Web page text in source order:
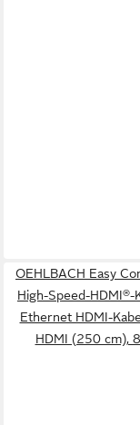
OEHLBACH Easy
High-Speed-HDMI®-
Ethernet HDMI-
HDMI (250 cm),